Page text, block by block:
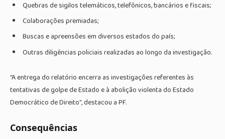
Quebras de sigilos telemáticos, telefônicos, bancários e fiscais;
Colaborações premiadas;
Buscas e apreensões em diversos estados do país;
Outras diligências policiais realizadas ao longo da investigação.
“A entrega do relatório encerra as investigações referentes às
tentativas de golpe de Estado e à abolição violenta do Estado
Democrático de Direito”, destacou a PF.
Consequências